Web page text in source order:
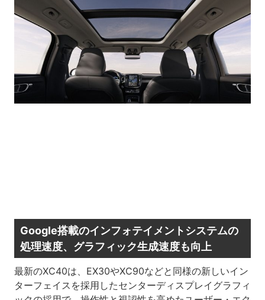
Google搭載のインフォテイメントシステムの
処理速度、グラフィック生成速度も向上
最新のXC40は、EX30やXC90などと同様の新しいイン
ターフェイスを採用したセンターディスプレイグラフィ